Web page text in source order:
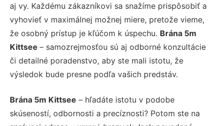
aj vy. Každému zákazníkovi sa snažíme prispôsobiť a
vyhovieť v maximálnej možnej miere, pretože vieme,
že osobný prístup je kľúčom k úspechu. Brána 5m
Kittsee – samozrejmosťou sú aj odborné konzultácie
či detailné poradenstvo, aby ste mali istotu, že
výsledok bude presne podľa vašich predstáv.
Brána 5m Kittsee – hľadáte istotu v podobe
skúseností, odbornosti a precíznosti? Potom ste na